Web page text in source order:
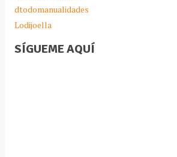
dtodomanualidades
Lodijoella
SÍGUEME AQUÍ